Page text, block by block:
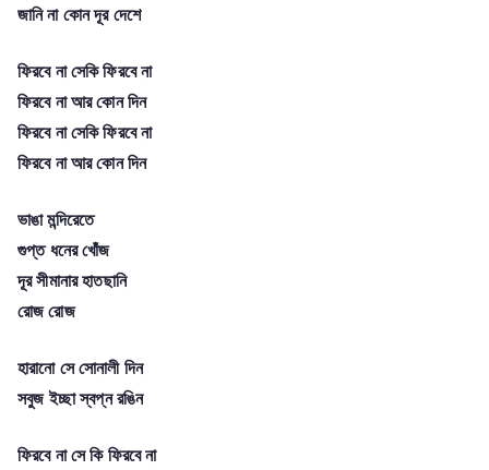
জানি না কোন দূর দেশে
ফিরবে না সেকি ফিরবে না
ফিরবে না আর কোন দিন
ফিরবে না সেকি ফিরবে না
ফিরবে না আর কোন দিন
ভাঙা মন্দিরেতে
গুপ্ত ধনের খোঁজ
দূর সীমানার হাতছানি
রোজ রোজ
হারানো সে সোনালী দিন
সবুজ ইচ্ছা স্বপ্ন রঙিন
ফিরবে না সে কি ফিরবে না